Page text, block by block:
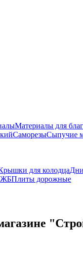
Материалы для
СаморезыСыпучие
для колодца
ЖБПлиты дорожные